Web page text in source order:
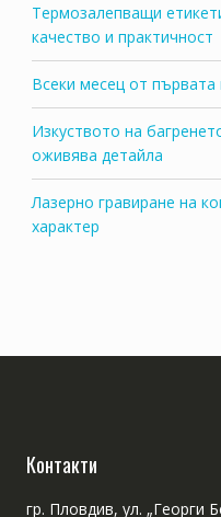
Термозалепващи
качество и практичност
Всеки месец от
Изкуството на
оживява детайла
Лазерно гравиране на
характер
Контакти
гр. Пловдив, ул. „Георги